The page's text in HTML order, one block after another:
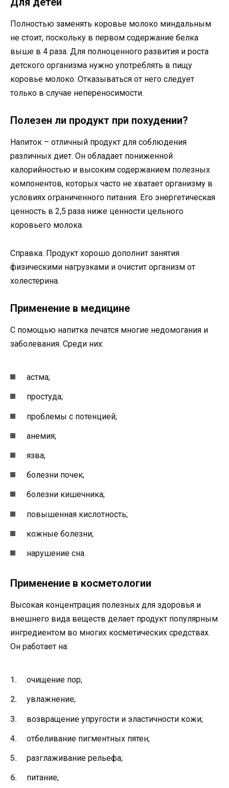
Полностью заменять коровье молоко миндальным
не стоит, поскольку в первом содержание белка
выше в 4 раза. Для полноценного развития и роста
детского организма нужно употреблять в пищу
коровье молоко. Отказываться от него следует
только в случае непереносимости.
Полезен ли продукт при похудении?
Напиток – отличный продукт для соблюдения
различных диет. Он обладает пониженной
калорийностью и высоким содержанием полезных
компонентов, которых часто не хватает организму в
условиях ограниченного питания. Его энергетическая
ценность в 2,5 раза ниже ценности цельного
коровьего молока.
Справка. Продукт хорошо дополнит занятия
физическими нагрузками и очистит организм от
холестерина.
Применение в медицине
С помощью напитка лечатся многие недомогания и
заболевания. Среди них:
астма;
простуда;
проблемы с потенцией;
анемия;
язва;
болезни почек;
болезни кишечника;
повышенная кислотность;
кожные болезни;
нарушение сна.
Применение в косметологии
Высокая концентрация полезных для здоровья и
внешнего вида веществ делает продукт популярным
ингредиентом во многих косметических средствах.
Он работает на:
очищение пор;
увлажнение;
возвращение упругости и эластичности кожи;
отбеливание пигментных пятен;
разглаживание рельефа;
питание;